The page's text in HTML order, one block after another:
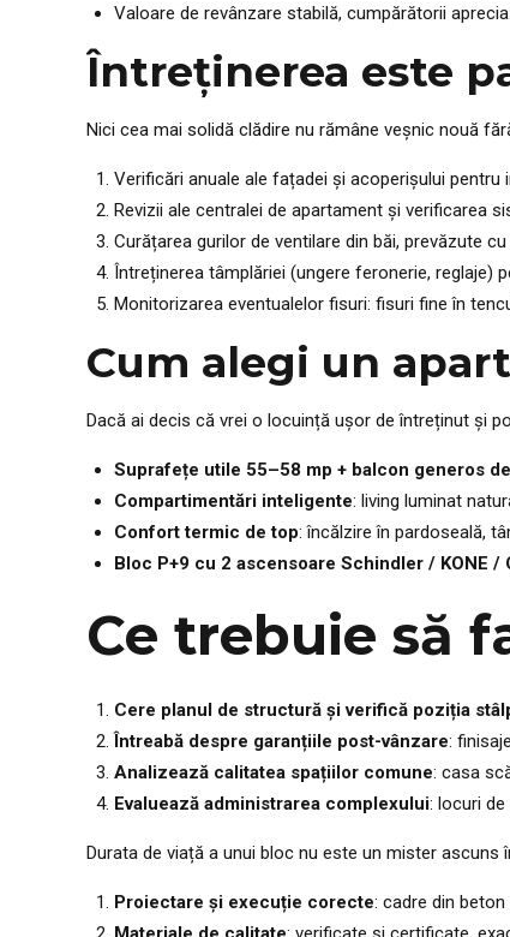
Valoare de revânzare stabilă, cumpărătorii
Întreținerea este
Nici cea mai solidă clădire nu rămâne veșnic nouă
Verificări anuale ale fațadei și acoperișului pentru
Revizii ale centralei de apartament și verificarea
Curățarea gurilor de ventilare din băi, prevăzute
Întreținerea tâmplăriei (ungere feronerie, reglaje)
Monitorizarea eventualelor fisuri: fisuri fine în
Cum alegi un
Dacă ai decis că vrei o locuință ușor de întreținut și
Suprafețe utile 55–58 mp + balcon generos
Compartimentări inteligente: living luminat
Confort termic de top: încălzire în pardoseală,
Bloc P+9 cu 2 ascensoare Schindler / KONE /
Ce trebuie să
Cere planul de structură și verifică poziția
Întreabă despre garanțiile post-vânzare:
Analizează calitatea spațiilor comune: casa
Evaluează administrarea complexului: locuri
Durata de viață a unui bloc nu este un mister
Proiectare și execuție corecte: cadre din